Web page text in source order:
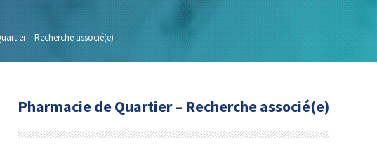
– Recherche associé(e)
Pharmacie de Quartier – Recherche associé(e)